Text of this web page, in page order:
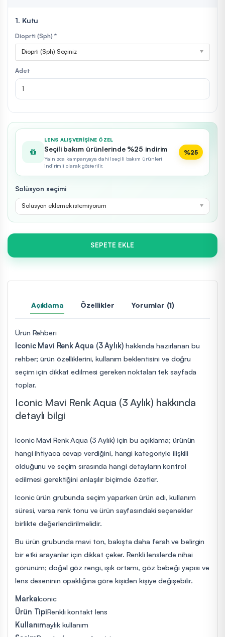
1. Kutu
Dioprti (Sph) *
Dioprti (Sph) Seçiniz
Adet
LENS ALIŞVERIŞINE ÖZEL
Seçili bakım ürünlerinde %25 indirim
Yalnızca kampanyaya dahil seçili bakım ürünleri
indirimli olarak gösterilir.
%25
Solüsyon seçimi
Solüsyon eklemek istemiyorum
SEPETE EKLE
Açıklama Özellikler Yorumlar (1)
Ürün Rehberi
Iconic Mavi Renk Aqua (3 Aylık)hakkında hazırlanan bu
rehber; ürün özelliklerini, kullanım beklentisini ve doğru
seçim için dikkat edilmesi gereken noktaları tek sayfada
toplar.
Iconic Mavi Renk Aqua (3 Aylık) hakkında
detaylı bilgi
Iconic Mavi Renk Aqua (3 Aylık) için bu açıklama; ürünün
hangi ihtiyaca cevap verdiğini, hangi kategoriyle ilişkili
olduğunu ve seçim sırasında hangi detayların kontrol
edilmesi gerektiğini anlaşılır biçimde özetler.
Iconic ürün grubunda seçim yaparken ürün adı, kullanım
süresi, varsa renk tonu ve ürün sayfasındaki seçenekler
birlikte değerlendirilmelidir.
Bu ürün grubunda mavi ton, bakışta daha ferah ve belirgin
bir etki arayanlar için dikkat çeker. Renkli lenslerde nihai
görünüm; doğal göz rengi, ışık ortamı, göz bebeği yapısı ve
lens deseninin opaklığına göre kişiden kişiye değişebilir.
MarkaIconic
Ürün TipiRenkli kontakt lens
Kullanımaylık kullanım